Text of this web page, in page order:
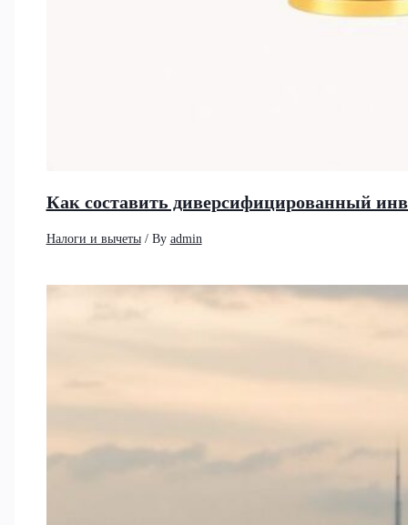
Как составить диверсифицированный
Налоги и вычеты/ By admin